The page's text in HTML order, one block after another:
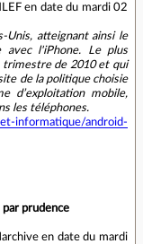
en date du mardi 02
Unis, atteignant ainsi le
avec l'iPhone. Le plus
trimestre de 2010 et qui
de la politique choisie
d’exploitation mobile,
les téléphones.
informatique/android-
par prudence
en date du mardi